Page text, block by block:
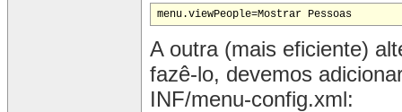
A outra (mais eficiente)
fazê-lo, devemos
INF/menu-config.xml: